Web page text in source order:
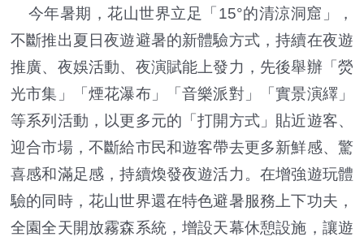
今年暑期，花山世界立足「15°的清涼洞窟」，
不斷推出夏日夜遊避暑的新體驗方式，持續在夜遊
推廣、夜娛活動、夜演賦能上發力，先後舉辦「熒
光市集」「煙花瀑布」「音樂派對」「實景演繹」
等系列活動，以更多元的「打開方式」貼近遊客、
迎合市場，不斷給市民和遊客帶去更多新鮮感、驚
喜感和滿足感，持續煥發夜遊活力。在增強遊玩體
驗的同時，花山世界還在特色避暑服務上下功夫，
全園全天開放霧森系統，增設天幕休憩設施，讓遊